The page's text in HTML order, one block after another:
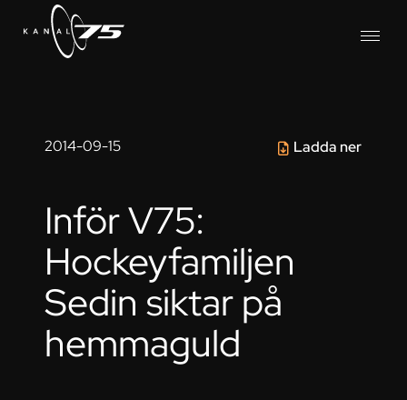
2014-09-15 Ladda ner
Inför V75:
Hockeyfamiljen
Sedin siktar på
hemmaguld